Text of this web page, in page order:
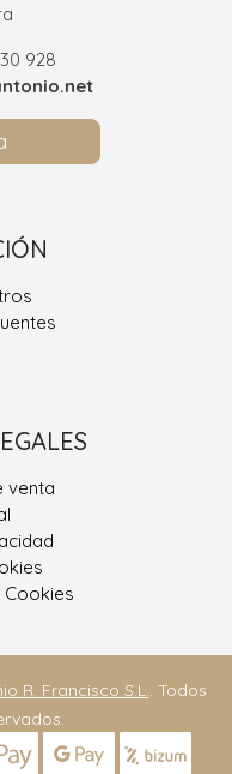
928
venta
R. Francisco S.L.. Todos